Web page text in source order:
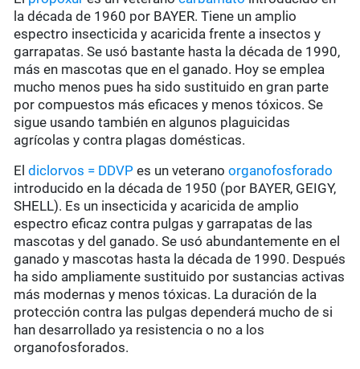
la década de 1960 por BAYER. Tiene un amplio
espectro insecticida y acaricida frente a insectos y
garrapatas. Se usó bastante hasta la década de 1990,
más en mascotas que en el ganado. Hoy se emplea
mucho menos pues ha sido sustituido en gran parte
por compuestos más eficaces y menos tóxicos. Se
sigue usando también en algunos plaguicidas
agrícolas y contra plagas domésticas.
Eldiclorvos = DDVP es un veteranoorganofosforado
introducido en la década de 1950 (por BAYER, GEIGY,
SHELL). Es un insecticida y acaricida de amplio
espectro eficaz contra pulgas y garrapatas de las
mascotas y del ganado. Se usó abundantemente en el
ganado y mascotas hasta la década de 1990. Después
ha sido ampliamente sustituido por sustancias activas
más modernas y menos tóxicas. La duración de la
protección contra las pulgas dependerá mucho de si
han desarrollado ya resistencia o no a los
organofosforados.